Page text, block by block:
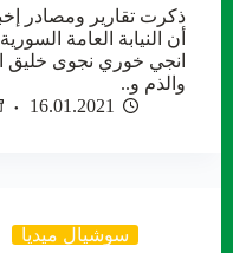
ذكرت تقارير ومصادر
أن النيابة العامة
انجي خوري نجوى خليق
والذم و..
16.01.2021
سوشيال ميديا